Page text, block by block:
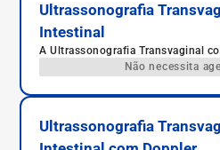
Ultrassonografia
Intestinal
A Ultrassonografia Transvaginal
exame de imagem avançado que
detalhada da pelve feminina. É
endometriose profunda e outras
oferece maior precisão na
e intestinais, auxiliando médicos
Não necessita
Ultrassonografia